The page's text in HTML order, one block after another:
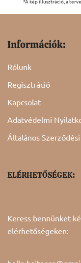
Információk:
Rólunk
Regisztráció
Kapcsolat
Adatvédelmi
Általános
ELÉRHETŐSÉGEK:
Keress bennünket
elérhetőségeken: